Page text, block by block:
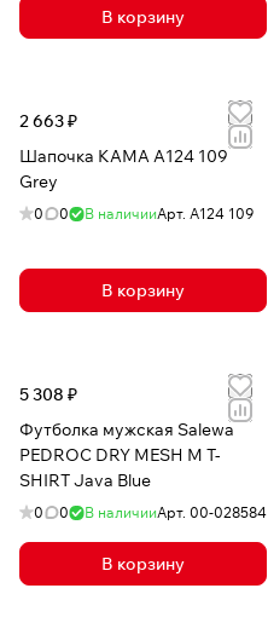
В корзину
2 663 ₽
Шапочка КАМА A124 109
Grey
0 0 В наличииАрт. A124 109
В корзину
5 308 ₽
Футболка мужская Salewa
PEDROC DRY MESH M T-
SHIRT Java Blue
0 0 В наличииАрт. 00-028584
В корзину